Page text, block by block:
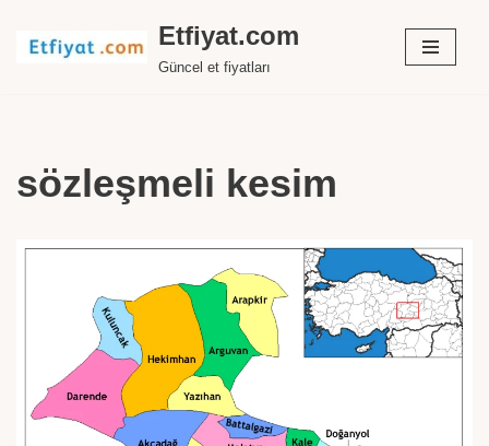
İçeriğe
Etfiyat.com
Güncel et fiyatları
sözleşmeli kesim